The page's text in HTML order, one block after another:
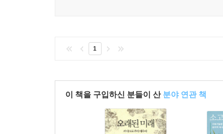
1
이 책을 구입하신 분들이 산 분야 연관 책